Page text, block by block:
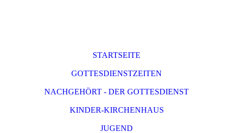
STARTSEITE
GOTTESDIENSTZEITEN
NACHGEHÖRT - DER GOTTESDIENST
KINDER-KIRCHENHAUS
JUGEND